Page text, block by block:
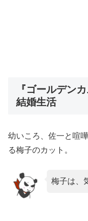
『ゴールデン
結婚生活
幼いころ、佐一と喧
る梅子のカット。
梅子は、